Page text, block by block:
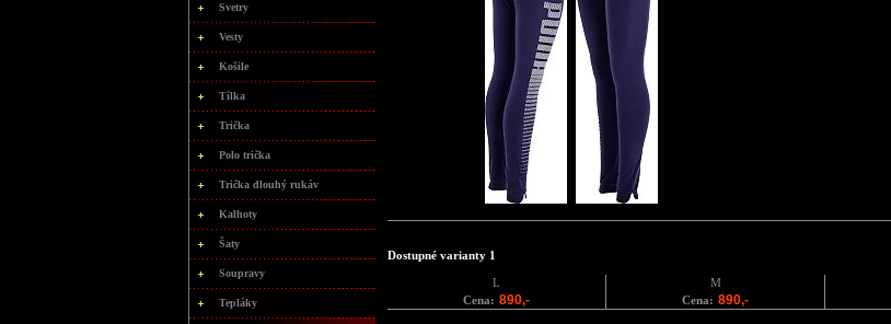
Svetry
Vesty
Košile
Tílka
Trička
Polo trička
Trička dlouhý rukáv
Kalhoty
Šaty
Soupravy
Tepláky
Dostupné varianty 1
L
Cena: 890,-
M
Cena: 890,-